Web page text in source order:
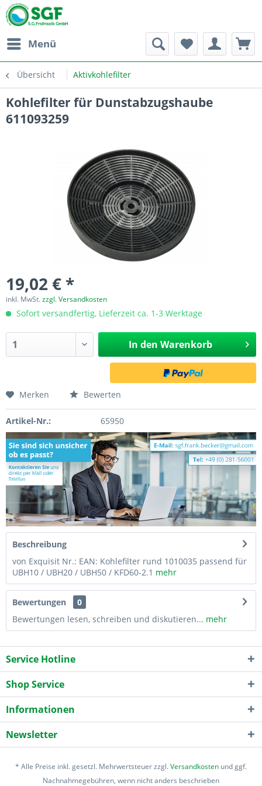
Menü
Übersicht Aktivkohlefilter
Kohlefilter für Dunstabzugshaube
611093259
19,02 € *
inkl. MwSt.zzgl. Versandkosten
Sofort versandfertig, Lieferzeit ca. 1-3 Werktage
In den Warenkorb
Merken Bewerten
Artikel-Nr.: 65950
Beschreibung
von Exquisit Nr.: EAN: Kohlefilter rund 1010035 passend für
UBH10 / UBH20 / UBH50 / KFD60-2.1 mehr
Bewertungen
0
Bewertungen lesen, schreiben und diskutieren... mehr
Service Hotline
Shop Service
Informationen
Newsletter
* Alle Preise inkl. gesetzl. Mehrwertsteuer zzgl.Versandkosten und ggf.
Nachnahmegebühren, wenn nicht anders beschrieben